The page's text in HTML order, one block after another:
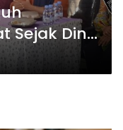
Sejak Dini,
2045